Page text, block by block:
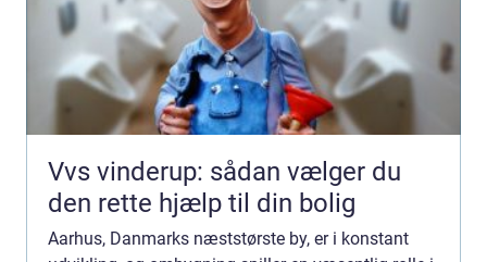
Vvs vinderup: sådan vælger du
den rette hjælp til din bolig
Aarhus, Danmarks næststørste by, er i konstant